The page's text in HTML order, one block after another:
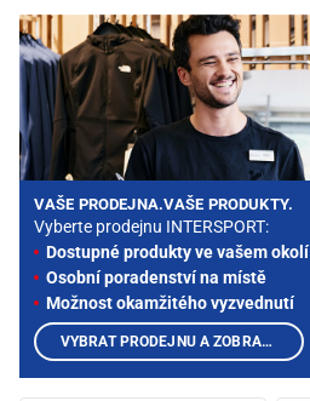
VAŠE PRODEJNA.VAŠE PRODUKTY.
Vyberte prodejnu INTERSPORT:
Dostupné produkty ve vašem okolí
Osobní poradenství na místě
Možnost okamžitého vyzvednutí
VYBRAT PRODEJNU A ZOBRAZIT PRODUKTY